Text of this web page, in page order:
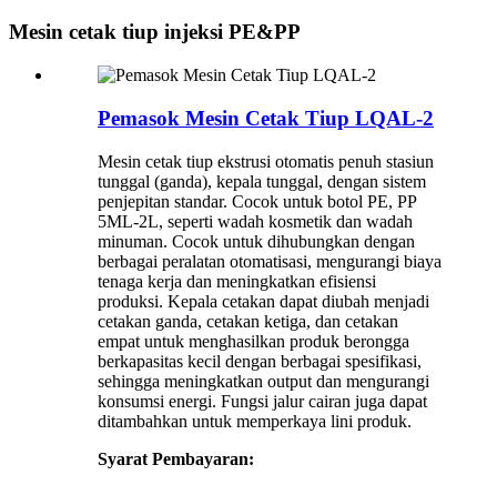
Mesin cetak tiup injeksi PE&PP
Pemasok Mesin Cetak Tiup LQAL-2
Mesin cetak tiup ekstrusi otomatis penuh stasiun
tunggal (ganda), kepala tunggal, dengan sistem
penjepitan standar. Cocok untuk botol PE, PP
5ML-2L, seperti wadah kosmetik dan wadah
minuman. Cocok untuk dihubungkan dengan
berbagai peralatan otomatisasi, mengurangi biaya
tenaga kerja dan meningkatkan efisiensi
produksi. Kepala cetakan dapat diubah menjadi
cetakan ganda, cetakan ketiga, dan cetakan
empat untuk menghasilkan produk berongga
berkapasitas kecil dengan berbagai spesifikasi,
sehingga meningkatkan output dan mengurangi
konsumsi energi. Fungsi jalur cairan juga dapat
ditambahkan untuk memperkaya lini produk.
Syarat Pembayaran: